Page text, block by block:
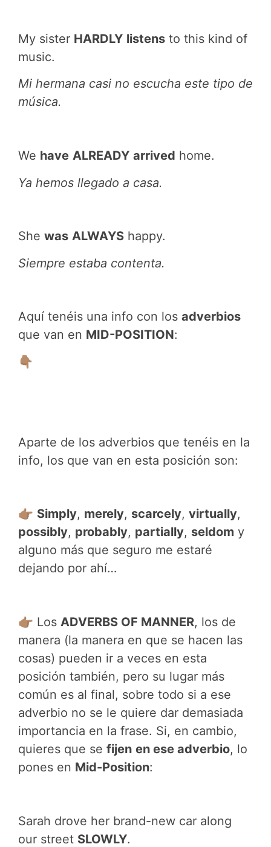
My sister HARDLY listens to this kind of
music.
Mi hermana casi no escucha este tipo de
música.
We have ALREADY arrived home.
Ya hemos llegado a casa.
She was ALWAYS happy.
Siempre estaba contenta.
Aquí tenéis una info con los adverbios
que van en MID-POSITION:
👇🏽
Aparte de los adverbios que tenéis en la
info, los que van en esta posición son:
👉🏽 Simply, merely, scarcely, virtually,
possibly, probably, partially, seldom y
alguno más que seguro me estaré
dejando por ahí…
👉🏽 Los ADVERBS OF MANNER, los de
manera (la manera en que se hacen las
cosas) pueden ir a veces en esta
posición también, pero su lugar más
común es al final, sobre todo si a ese
adverbio no se le quiere dar demasiada
importancia en la frase. Si, en cambio,
quieres que se fijen en ese adverbio, lo
pones en Mid-Position:
Sarah drove her brand-new car along
our street SLOWLY.